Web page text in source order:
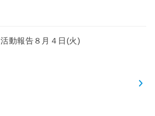
活動報告８月４日(火)